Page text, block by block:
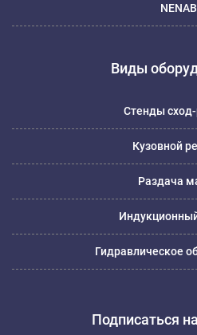
NENAB
Виды
Стенды
Кузовной
Раздача
Гидравлическое
Подписаться